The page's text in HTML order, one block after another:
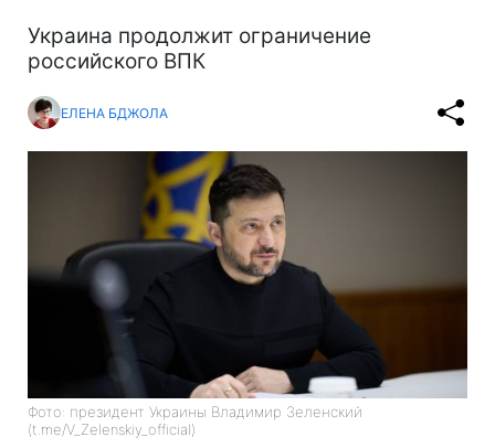
Украина продолжит ограничение
российского ВПК
ЕЛЕНА БДЖОЛА
Фото: президент Украины Владимир Зеленский
(t.me/V_Zelenskiy_official)